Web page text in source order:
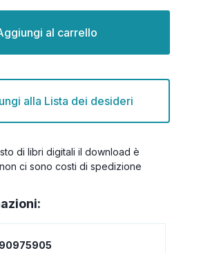
alla Lista dei desideri
di libri digitali il download è
ci sono costi di spedizione